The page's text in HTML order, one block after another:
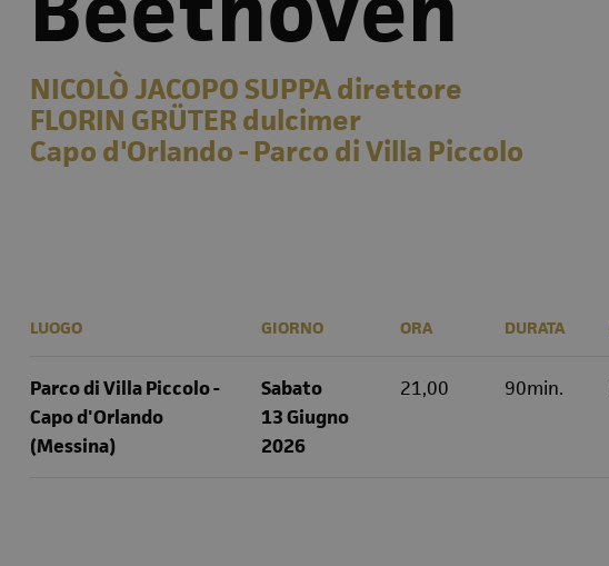
NICOLÒ JACOPO SUPPA direttore
FLORIN GRÜTER dulcimer
Capo d'Orlando - Parco di Villa Piccolo
LUOGO
Parco di Villa Piccolo -
Capo d'Orlando
(Messina)
GIORNO ORA DURATA
Sabato
13 Giugno
2026
21,00 90min.